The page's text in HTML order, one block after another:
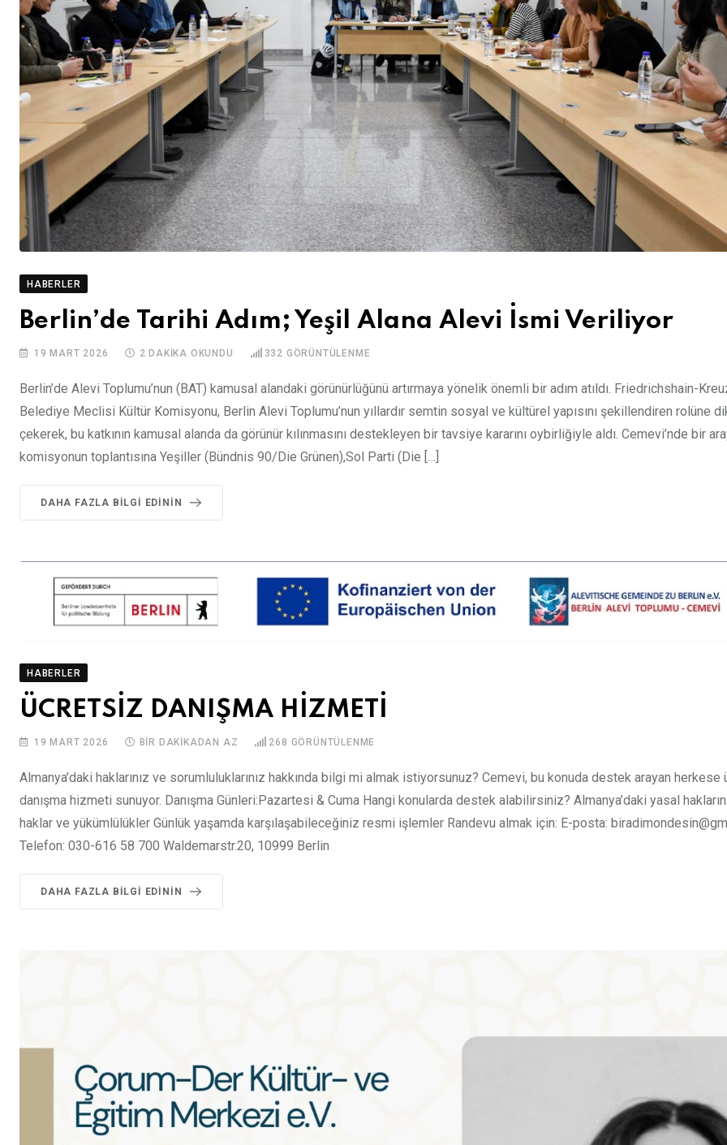
HABERLER
Berlin’de Tarihi Adım; Yeşil Alana Alevi İsmi Veriliyor
19 MART 2026 2 DAKIKA OKUNDU 332 GÖRÜNTÜLENME
Berlin’de Alevi Toplumu’nun (BAT) kamusal alandaki görünürlüğünü artırmaya yönelik önemli bir adım atıldı. Friedrichshain-
Belediye Meclisi Kültür Komisyonu, Berlin Alevi Toplumu’nun yıllardır semtin sosyal ve kültürel yapısını şekillendiren rolüne
çekerek, bu katkının kamusal alanda da görünür kılınmasını destekleyen bir tavsiye kararını oybirliğiyle aldı. Cemevi’nde bir
komisyonun toplantısına Yeşiller (Bündnis 90/Die Grünen),Sol Parti (Die […]
DAHA FAZLA BILGI EDININ
HABERLER
ÜCRETSİZ DANIŞMA HİZMETİ
19 MART 2026 BIR DAKIKADAN AZ 268 GÖRÜNTÜLENME
Almanya’daki haklarınız ve sorumluluklarınız hakkında bilgi mi almak istiyorsunuz? Cemevi, bu konuda destek arayan
danışma hizmeti sunuyor. Danışma Günleri:Pazartesi & Cuma Hangi konularda destek alabilirsiniz? Almanya’daki yasal
haklar ve yükümlülükler Günlük yaşamda karşılaşabileceğiniz resmi işlemler Randevu almak için: E-posta:
Telefon: 030-616 58 700 Waldemarstr.20, 10999 Berlin
DAHA FAZLA BILGI EDININ